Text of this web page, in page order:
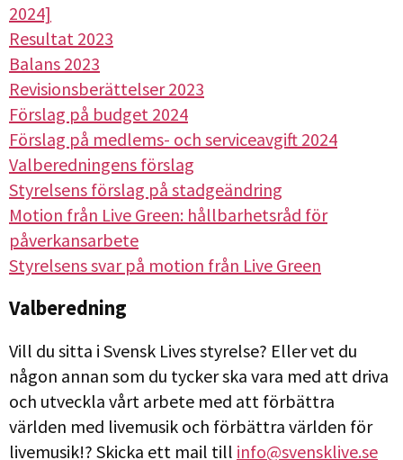
2024]
Resultat 2023
Balans 2023
Revisionsberättelser 2023
Förslag på budget 2024
Förslag på medlems- och serviceavgift 2024
Valberedningens förslag
Styrelsens förslag på stadgeändring
Motion från Live Green: hållbarhetsråd för
påverkansarbete
Styrelsens svar på motion från Live Green
Valberedning
Vill du sitta i Svensk Lives styrelse? Eller vet du
någon annan som du tycker ska vara med att driva
och utveckla vårt arbete med att förbättra
världen med livemusik och förbättra världen för
livemusik!? Skicka ett mail till info@svensklive.se